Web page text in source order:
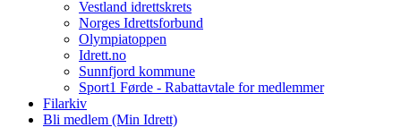
Vestland idrettskrets
Norges Idrettsforbund
Olympiatoppen
Idrett.no
Sunnfjord kommune
Sport1 Førde - Rabattavtale for medlemmer
Filarkiv
Bli medlem (Min Idrett)